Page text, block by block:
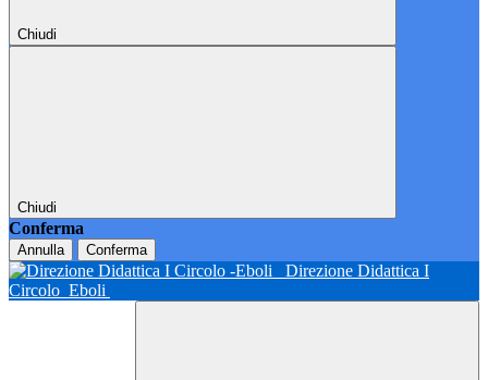
Chiudi
Chiudi
Conferma
Annulla Conferma
Direzione Didattica I
Circolo Eboli